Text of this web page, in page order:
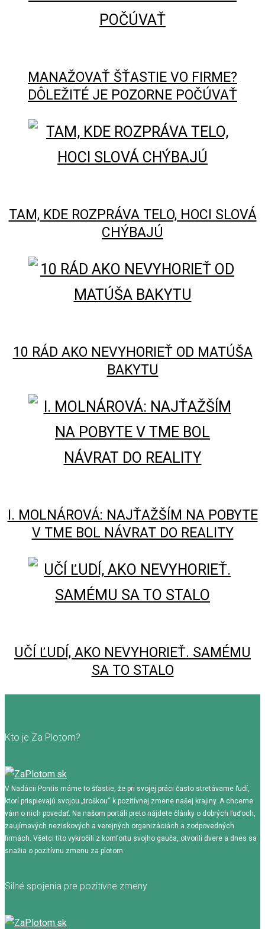
MANAŽOVAŤ ŠŤASTIE VO FIRME?
DÔLEŽITÉ JE POZORNE POČÚVAŤ
TAM, KDE ROZPRÁVA TELO, HOCI SLOVÁ
CHÝBAJÚ
10 RÁD AKO NEVYHORIEŤ OD MATÚŠA
BAKYTU
I. MOLNÁROVÁ: NAJŤAŽŠÍM NA POBYTE
V TME BOL NÁVRAT DO REALITY
UČÍ ĽUDÍ, AKO NEVYHORIEŤ. SAMÉMU
SA TO STALO
Kto je Za Plotom?
V Nadácii Pontis máme to šťastie, že pri svojej práci často stretávame ľudí,
ktorí prispievajú svojou „troškou“ k pozitívnej zmene našej krajiny. A chceme
vám o nich povedať. Na našom portáli preto nájdete články o dobrých ľuďoch,
zaujímavých neziskových a verejných organizáciách a zodpovedných
firmách. Všetci títo vykročili z komfortu svojho gauča, otvorili dvere a dnes sa
snažia o pozitívnu zmenu za plotom.
Silné spojenia pre pozitívne zmeny